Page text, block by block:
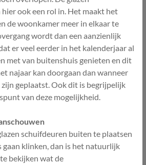
ook een rol in. Het maakt het
de woonkamer meer in elkaar te
wordt dan een aanzienlijk
er veel eerder in het kalenderjaar al
met van buitenshuis genieten en dit
najaar kan doorgaan dan wanneer
geplaatst. Ook dit is begrijpelijk
van deze mogelijkheid.
schuifdeuren buiten te plaatsen
gaan klinken, dan is het natuurlijk
bekijken wat de